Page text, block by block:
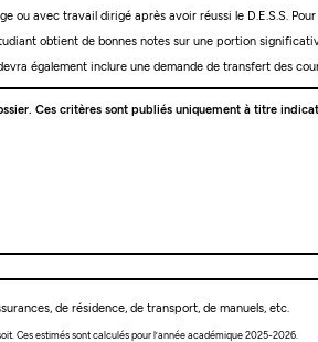
avec travail dirigé après avoir réussi le D.E.S.S.
obtient de bonnes notes sur une portion
également inclure une demande de transfert des
Ces critères sont publiés uniquement à titre
de résidence, de transport, de manuels, etc.
Ces estimés sont calculés pour l’année académique 2025-2026.